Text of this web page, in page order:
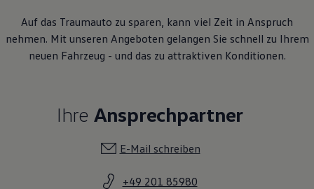
Auf das Traumauto zu sparen, kann viel Zeit in Anspruch
nehmen. Mit unseren Angeboten gelangen Sie schnell zu Ihrem
neuen Fahrzeug - und das zu attraktiven Konditionen.
Ihre Ansprechpartner
E-Mail schreiben
+49 201 85980